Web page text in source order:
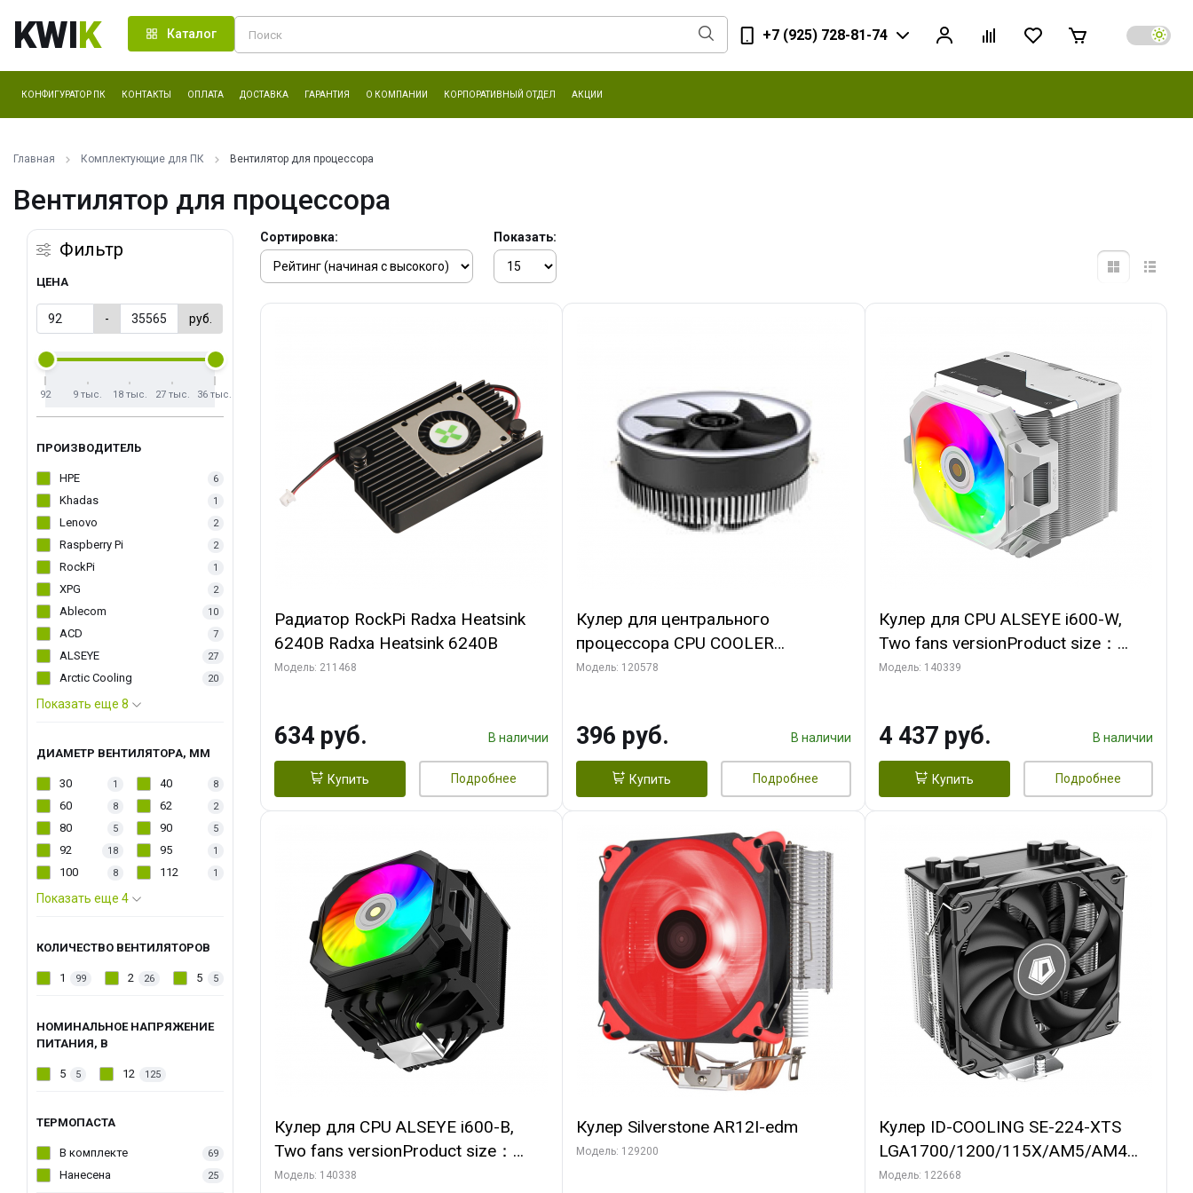
KWIK Каталог +7 (925) 728-81-74
КОНФИГУРАТОР ПК КОНТАКТЫ ОПЛАТА ДОСТАВКА ГАРАНТИЯ О КОМПАНИИ КОРПОРАТИВНЫЙ ОТДЕЛ АКЦИИ
Главная Комплектующие для ПК Вентилятор для процессора
Вентилятор для процессора
Фильтр
ЦЕНА
- руб.
92 9 тыс. 18 тыс. 27 тыс. 36 тыс.
ПРОИЗВОДИТЕЛЬ
HPE 6
Khadas 1
Lenovo 2
Raspberry Pi 2
RockPi 1
XPG 2
Ablecom 10
ACD 7
ALSEYE 27
Arctic Cooling 20
Показать еще 8
ДИАМЕТР ВЕНТИЛЯТОРА, ММ
30 1 40 8
60 8 62 2
80 5 90 5
92 18 95 1
100 8 112 1
Показать еще 4
КОЛИЧЕСТВО ВЕНТИЛЯТОРОВ
1 99 2 26 5 5
НОМИНАЛЬНОЕ НАПРЯЖЕНИЕ
ПИТАНИЯ, В
5 5 12 125
ТЕРМОПАСТА
В комплекте 69
Нанесена 25
Сортировка: Показать:
Радиатор RockPi Radxa Heatsink
6240B Radxa Heatsink 6240B
Модель: 211468
634 руб. В наличии
Купить Подробнее
Кулер для центрального
процессора CPU COOLER
109x109x68mm, 0.018-0.12A, 12V,
Модель: 120578
396 руб. В наличии
Купить Подробнее
Кулер для CPU ALSEYE i600-W,
Two fans versionProduct size：
144x121x159mmTDP：
LGA115X,1200,1700,1366,2011AM
D：AM4
Модель: 140339
4 437 руб. В наличии
Купить Подробнее
Кулер для CPU ALSEYE i600-B,
Two fans versionProduct size：
144x121x159mmTDP：
Модель: 140338
Кулер Silverstone AR12I-edm
Модель: 129200
Кулер ID-COOLING SE-224-XTS
LGA1700/1200/115X/AM5/AM4
(10шт/кор, TDP 220W, PWM, 4
Модель: 122668